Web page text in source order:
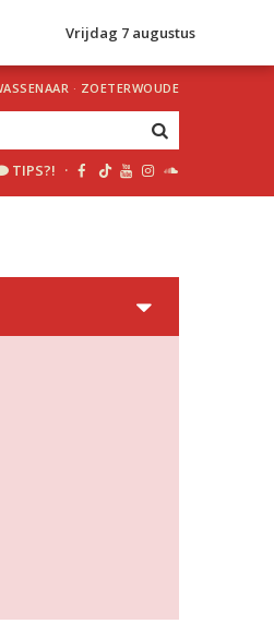
Vrijdag 7 augustus
· ZOETERWOUDE
TIPS?! ·